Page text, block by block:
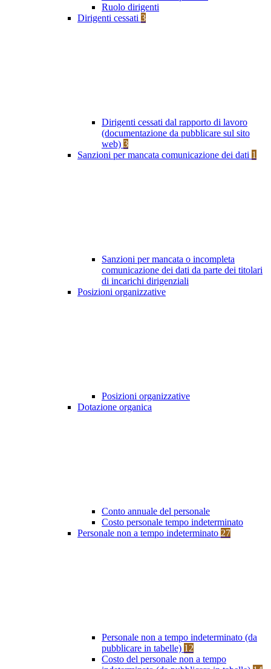
Ruolo dirigenti
Dirigenti cessati 3
Dirigenti cessati dal rapporto di lavoro
(documentazione da pubblicare sul sito
web) 3
Sanzioni per mancata comunicazione dei dati 1
Sanzioni per mancata o incompleta
comunicazione dei dati da parte dei titolari
di incarichi dirigenziali
Posizioni organizzative
Posizioni organizzative
Dotazione organica
Conto annuale del personale
Costo personale tempo indeterminato
Personale non a tempo indeterminato 27
Personale non a tempo indeterminato (da
pubblicare in tabelle) 12
Costo del personale non a tempo